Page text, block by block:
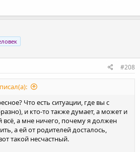
#208
Что есть ситуации, где вы с
и кто-то также думает, а может и
всё, а мне ничего, почему я должен
а ей от родителей досталось,
такой несчастный.